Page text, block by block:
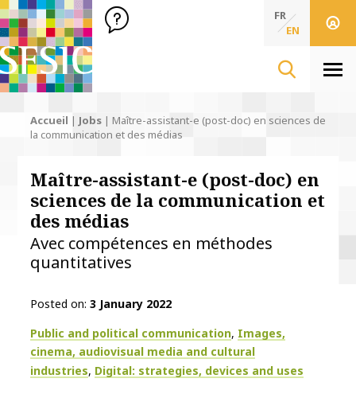
SFSIC Société Française des Sciences de l'Information & de
Société Française des Sciences de
FR
EN
Accueil | Jobs | Maître-assistant-e (post-doc) en sciences de
la communication et des médias
Maître-assistant-e (post-doc) en
sciences de la communication et
des médias
Avec compétences en méthodes
quantitatives
Posted on 3 January 2022
Thématiques
Public and political communication Images,
cinema, audiovisual media and cultural
industries Digital: strategies, devices and uses